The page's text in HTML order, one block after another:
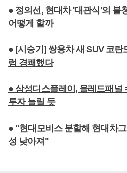
● 정의선, 현대차 '대관식'의 불
어떻게 할까
● [시승기] 쌍용차 새 SUV 코란
럼 경쾌했다
● 삼성디스플레이, 올레드패널
투자 늘릴 듯
● "현대모비스 분할해 현대차
성 낮아져"